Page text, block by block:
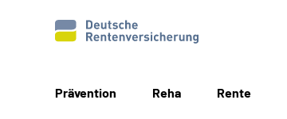
Prävention Reha Rente